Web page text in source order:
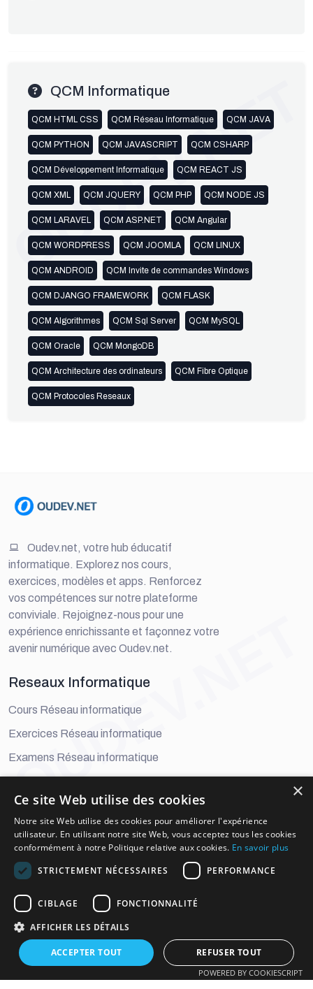
OUDEV.NET
OUDEV.NET
QCM Informatique
QCM HTML CSS QCM Réseau Informatique QCM JAVA
QCM PYTHON QCM JAVASCRIPT QCM CSHARP
QCM Développement Informatique QCM REACT JS
QCM XML QCM JQUERY QCM PHP QCM NODE JS
QCM LARAVEL QCM ASP.NET QCM Angular
QCM WORDPRESS QCM JOOMLA QCM LINUX
QCM ANDROID QCM Invite de commandes Windows
QCM DJANGO FRAMEWORK QCM FLASK
QCM Algorithmes QCM Sql Server QCM MySQL
QCM Oracle QCM MongoDB
QCM Architecture des ordinateurs QCM Fibre Optique
QCM Protocoles Reseaux
Oudev.net, votre hub éducatif
informatique. Explorez nos cours,
exercices, modèles et apps. Renforcez
vos compétences sur notre plateforme
conviviale. Rejoignez-nous pour une
expérience enrichissante et façonnez votre
avenir numérique avec Oudev.net.
Reseaux Informatique
Cours Réseau informatique
Exercices Réseau informatique
Examens Réseau informatique
Developement Digital
Cours Développement Digital
Exercices Développement Digital
Examens Développement Digital
informations officielles
oudevnet@gmail.com
MA : +2126 05 87 58 67
×
Ce site Web utilise des cookies
Notre site Web utilise des cookies pour améliorer l'expérience
utilisateur. En utilisant notre site Web, vous acceptez tous les cookies
conformément à notre Politique relative aux cookies. En savoir plus
STRICTEMENT NÉCESSAIRES
PERFORMANCE
CIBLAGE FONCTIONNALITÉ
AFFICHER LES DÉTAILS
ACCEPTER TOUT REFUSER TOUT
POWERED BY COOKIESCRIPT